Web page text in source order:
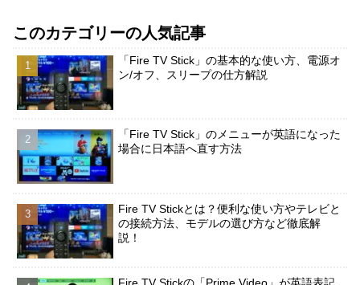
このカテゴリーの人気記事
「Fire TV Stick」の基本的な使い方、電源オ
ン/オフ、スリープの仕方解説
「Fire TV Stick」のメニューが英語になった
場合に日本語へ直す方法
Fire TV Stickとは？便利な使い方やテレビと
の接続方法、モデルの選び方など徹底解
説！